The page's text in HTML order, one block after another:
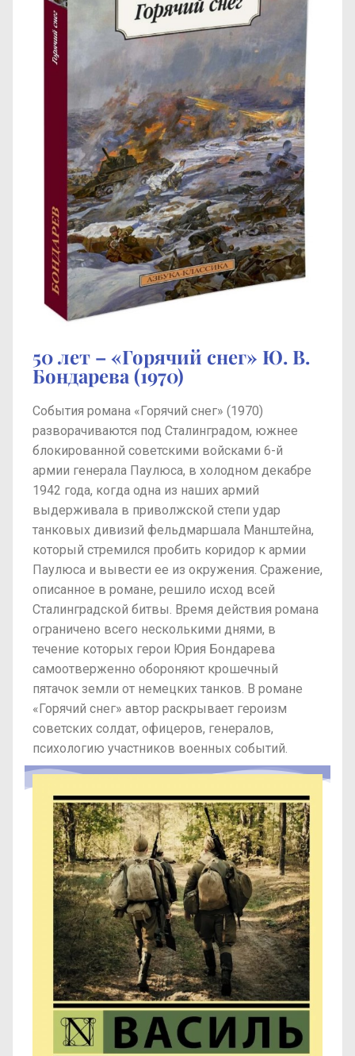
50 лет – «Горячий снег» Ю. В.
Бондарева (1970)
События романа «Горячий снег» (1970)
разворачиваются под Сталинградом, южнее
блокированной советскими войсками 6-й
армии генерала Паулюса, в холодном декабре
1942 года, когда одна из наших армий
выдерживала в приволжской степи удар
танковых дивизий фельдмаршала Манштейна,
который стремился пробить коридор к армии
Паулюса и вывести ее из окружения. Сражение,
описанное в романе, решило исход всей
Сталинградской битвы. Время действия романа
ограничено всего несколькими днями, в
течение которых герои Юрия Бондарева
самоотверженно обороняют крошечный
пятачок земли от немецких танков. В романе
«Горячий снег» автор раскрывает героизм
советских солдат, офицеров, генералов,
психологию участников военных событий.